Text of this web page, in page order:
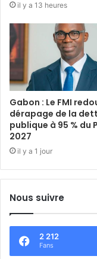
il y a 13 heures
Gabon : Le FMI
dérapage de la
publique à 95 % du
2027
il y a 1 jour
Nous suivre
2 212
Fans